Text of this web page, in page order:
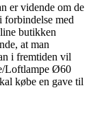
er vidende om de
med
butikken
at man
i fremtiden vil
Loftlampe Ø60
købe en gave til